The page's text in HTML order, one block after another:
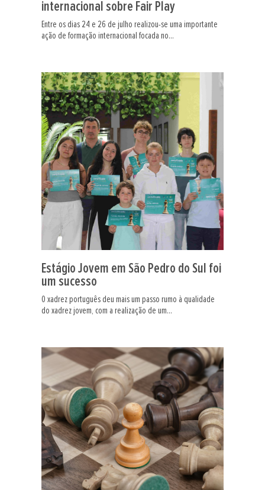
internacional sobre Fair Play
Entre os dias 24 e 26 de julho realizou-se uma importante
ação de formação internacional focada no...
Estágio Jovem em São Pedro do Sul foi
um sucesso
O xadrez português deu mais um passo rumo à qualidade
do xadrez jovem, com a realização de um...